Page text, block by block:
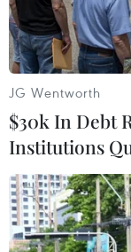
Chế biến tôm
JG Wentworth
$30k In Debt
Institutions